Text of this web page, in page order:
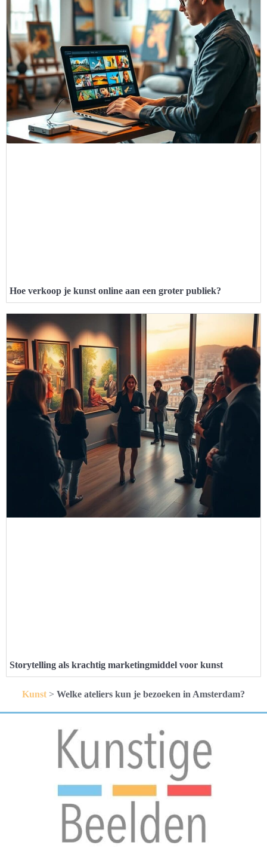
Hoe verkoop je kunst online aan een groter publiek?
Storytelling als krachtig marketingmiddel voor kunst
Kunst > Welke ateliers kun je bezoeken in Amsterdam?